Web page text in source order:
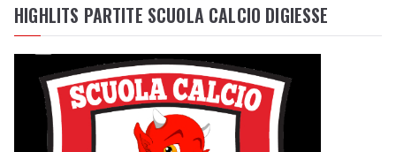
HIGHLITS PARTITE SCUOLA CALCIO DIGIESSE